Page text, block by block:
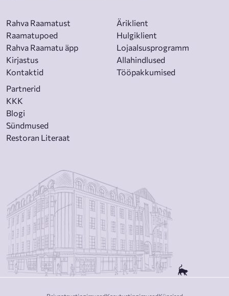
Rahva Raamatust
Raamatupoed
Rahva Raamatu äpp
Kirjastus
Kontaktid
Äriklient
Hulgiklient
Lojaalsusprogramm
Allahindlused
Tööpakkumised
Partnerid
KKK
Blogi
Sündmused
Restoran Literaat